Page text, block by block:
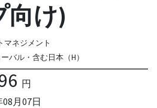
向け)
マネジメント
バル・含む日本（H）
円
08月07日